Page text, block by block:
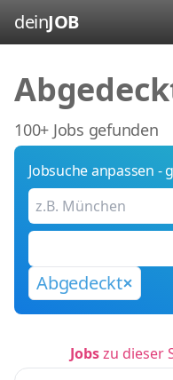
deinJOB
100+ Jobs gefunden
Jobsuche anpassen -
Abgedeckt
Jobszu dieser